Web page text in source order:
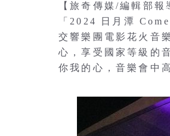
【旅奇傳媒/編輯部
「2024 日月潭
交響樂團電影花火音
心，享受國家等級的
你我的心，音樂會中